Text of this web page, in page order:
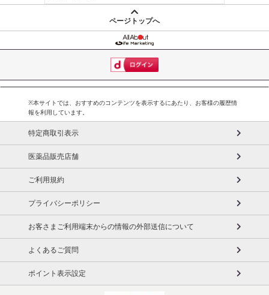
・原産国（最終加工地）：中国
・商品サイズ：リュックサイズ：（約）幅32×縦38×厚み18 cm
・商品重量：（約）1.33kg
注意事項
【賞味・消費期限のある商品について】
商品到着時点でのお日持ち期間は、配送日数などにより異なります
のでご了承ください。
【キャンセルについて】
※お申込み後のキャンセルはお受けできません。
記載されている内容を必ずご確認いただき、お届けする商品セット
にご納得いただきましたうえでお申し込みください。
ページトップへ
※本サイトでは、おすすめのコンテンツを表示するにあたり、お客様の履歴情
報を利用しています。
特定商取引表示
医薬品販売店舗
ご利用規約
プライバシーポリシー
お客さまご利用端末からの情報の外部送信について
よくあるご質問
ポイント表示設定